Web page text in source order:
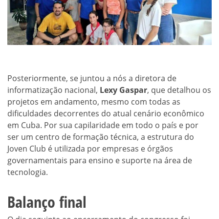
Posteriormente, se juntou a nós a diretora de
informatização nacional, Lexy Gaspar, que detalhou os
projetos em andamento, mesmo com todas as
dificuldades decorrentes do atual cenário econômico
em Cuba. Por sua capilaridade em todo o país e por
ser um centro de formação técnica, a estrutura do
Joven Club é utilizada por empresas e órgãos
governamentais para ensino e suporte na área de
tecnologia.
Balanço final